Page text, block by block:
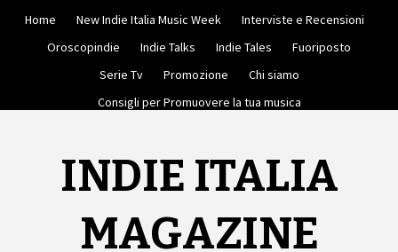
content
Home New Indie Italia Music Week
Interviste e Recensioni
Oroscopindie
Indie Talks Indie Tales
Fuoriposto
Serie Tv
Promozione
Chi siamo
Consigli per Promuovere la tua musica
INDIE ITALIA
MAGAZINE